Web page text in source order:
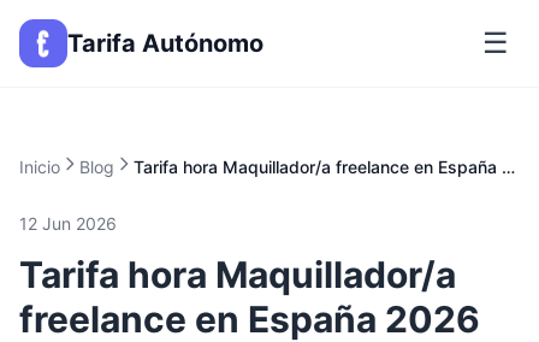
Tarifa Autónomo ☰
Inicio Blog Tarifa hora Maquillador/a freelance en España 2026
12 Jun 2026
Tarifa hora Maquillador/a
freelance en España 2026